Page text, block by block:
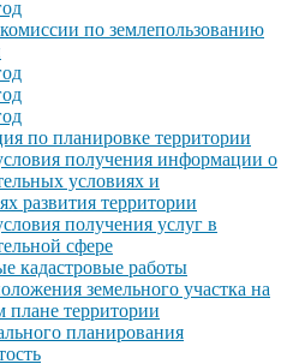
по землепользованию
по планировке территории
получения информации о
условиях и
развития территории
получения услуг в
сфере
кадастровые работы
земельного участка на
плане территории
планирования